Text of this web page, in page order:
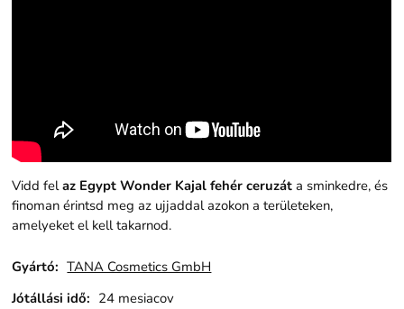
Vidd felaz Egypt Wonder Kajal fehér ceruzát a sminkedre, és
finoman érintsd meg az ujjaddal azokon a területeken,
amelyeket el kell takarnod.
Gyártó: TANA Cosmetics GmbH
Jótállási idő: 24 mesiacov